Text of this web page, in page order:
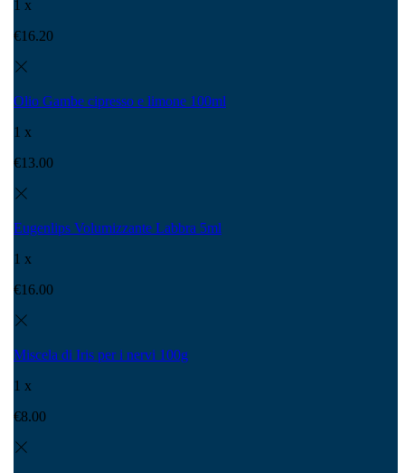
1 x
€16.20
Olio Gambe cipresso e limone 100ml
1 x
€13.00
Eugenlips Volumizzante Labbra 5ml
1 x
€16.00
Miscela di Iris per i nervi 100g
1 x
€8.00